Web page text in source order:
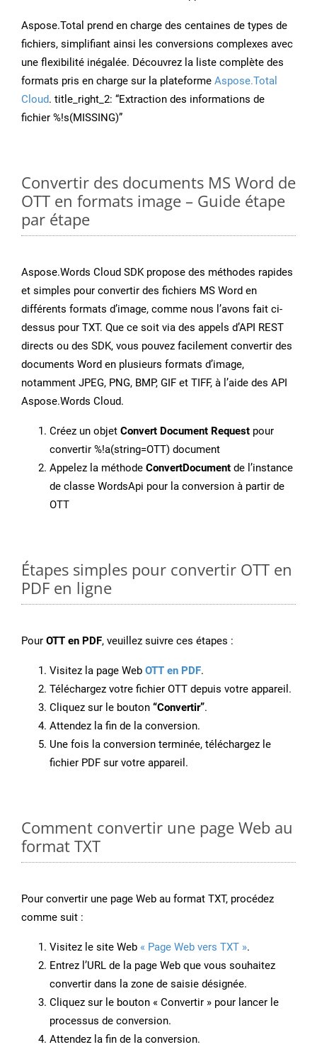
Aspose.Total prend en charge des centaines de types de
fichiers, simplifiant ainsi les conversions complexes avec
une flexibilité inégalée. Découvrez la liste complète des
formats pris en charge sur la plateforme Aspose.Total
Cloud. title_right_2: “Extraction des informations de
fichier %!s(MISSING)”
Convertir des documents MS Word de
OTT en formats image – Guide étape
par étape
Aspose.Words Cloud SDK propose des méthodes rapides
et simples pour convertir des fichiers MS Word en
différents formats d’image, comme nous l’avons fait ci-
dessus pour TXT. Que ce soit via des appels d’API REST
directs ou des SDK, vous pouvez facilement convertir des
documents Word en plusieurs formats d’image,
notamment JPEG, PNG, BMP, GIF et TIFF, à l’aide des API
Aspose.Words Cloud.
Créez un objet Convert Document Request pour
convertir %!a(string=OTT) document
Appelez la méthode ConvertDocument de l’instance
de classe WordsApi pour la conversion à partir de
OTT
Étapes simples pour convertir OTT en
PDF en ligne
Pour OTT en PDF, veuillez suivre ces étapes :
Visitez la page Web OTT en PDF.
Téléchargez votre fichier OTT depuis votre appareil.
Cliquez sur le bouton “Convertir”.
Attendez la fin de la conversion.
Une fois la conversion terminée, téléchargez le
fichier PDF sur votre appareil.
Comment convertir une page Web au
format TXT
Pour convertir une page Web au format TXT, procédez
comme suit :
Visitez le site Web « Page Web vers TXT ».
Entrez l’URL de la page Web que vous souhaitez
convertir dans la zone de saisie désignée.
Cliquez sur le bouton « Convertir » pour lancer le
processus de conversion.
Attendez la fin de la conversion.